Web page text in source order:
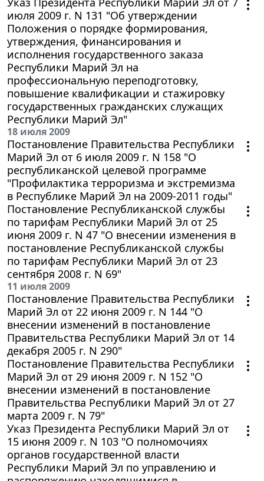
июля 2009 г. N 131 "Об утверждении
Положения о порядке формирования,
утверждения, финансирования и
исполнения государственного заказа
Республики Марий Эл на
профессиональную переподготовку,
повышение квалификации и стажировку
государственных гражданских служащих
Республики Марий Эл"
18 июля 2009
Постановление Правительства Республики
Марий Эл от 6 июля 2009 г. N 158 "О
республиканской целевой программе
"Профилактика терроризма и экстремизма
в Республике Марий Эл на 2009-2011 годы"
Постановление Республиканской службы
по тарифам Республики Марий Эл от 25
июня 2009 г. N 47 "О внесении изменения в
постановление Республиканской службы
по тарифам Республики Марий Эл от 23
сентября 2008 г. N 69"
11 июля 2009
Постановление Правительства Республики
Марий Эл от 22 июня 2009 г. N 144 "О
внесении изменений в постановление
Правительства Республики Марий Эл от 14
декабря 2005 г. N 290"
Постановление Правительства Республики
Марий Эл от 29 июня 2009 г. N 152 "О
внесении изменений в постановление
Правительства Республики Марий Эл от 27
марта 2009 г. N 79"
Указ Президента Республики Марий Эл от
15 июня 2009 г. N 103 "О полномочиях
органов государственной власти
Республики Марий Эл по управлению и